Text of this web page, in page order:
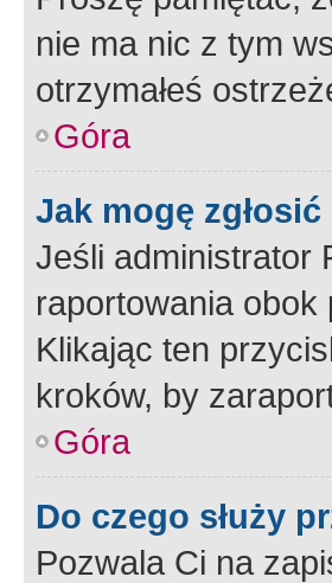
nie ma nic z tym
otrzymałeś
Góra
Jak mogę
Jeśli administrator
raportowania obok
Klikając ten
kroków, by
Góra
Do czego służy
Pozwala Ci na